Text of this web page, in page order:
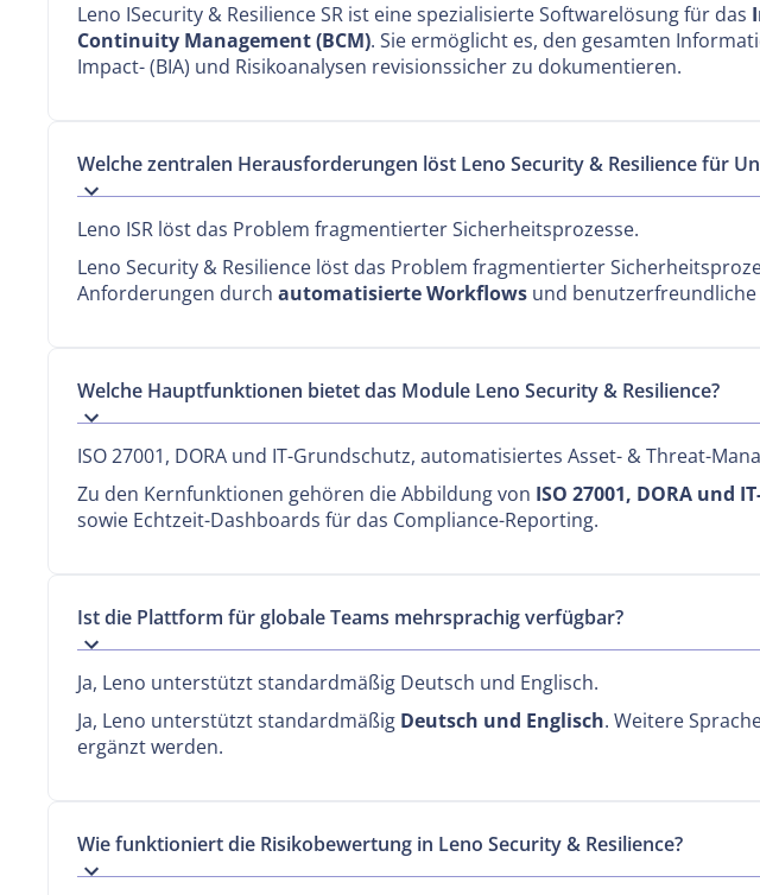
Leno ISecurity & Resilience SR ist eine spezialisierte Softwarelösung für das
Continuity Management (BCM). Sie ermöglicht es, den gesamten
Impact- (BIA) und Risikoanalysen revisionssicher zu dokumentieren.
Welche zentralen Herausforderungen löst Leno Security & Resilience für
Leno ISR löst das Problem fragmentierter Sicherheitsprozesse.
Leno Security & Resilience löst das Problem fragmentierter
Anforderungen durch automatisierte Workflows und
Welche Hauptfunktionen bietet das Module Leno Security & Resilience?
ISO 27001, DORA und IT-Grundschutz, automatisiertes Asset- & Threat-
Zu den Kernfunktionen gehören die Abbildung von ISO 27001, DORA und
sowie Echtzeit-Dashboards für das Compliance-Reporting.
Ist die Plattform für globale Teams mehrsprachig verfügbar?
Ja, Leno unterstützt standardmäßig Deutsch und Englisch.
Ja, Leno unterstützt standardmäßig Deutsch und Englisch. Weitere
ergänzt werden.
Wie funktioniert die Risikobewertung in Leno Security & Resilience?